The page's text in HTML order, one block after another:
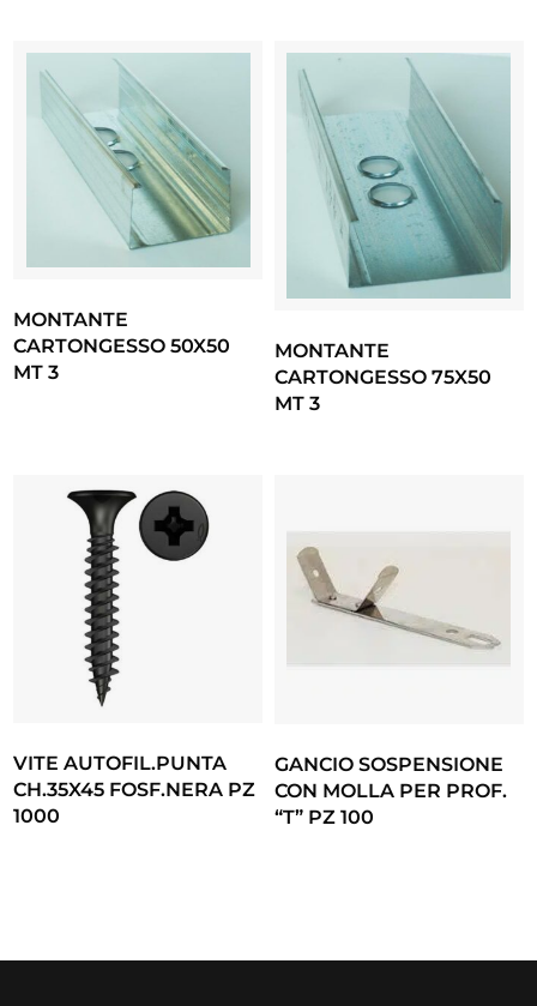
MONTANTE
CARTONGESSO 50X50
MT 3
MONTANTE
CARTONGESSO 75X50
MT 3
VITE AUTOFIL.PUNTA
CH.35X45 FOSF.NERA PZ
1000
GANCIO SOSPENSIONE
CON MOLLA PER PROF.
“T” PZ 100